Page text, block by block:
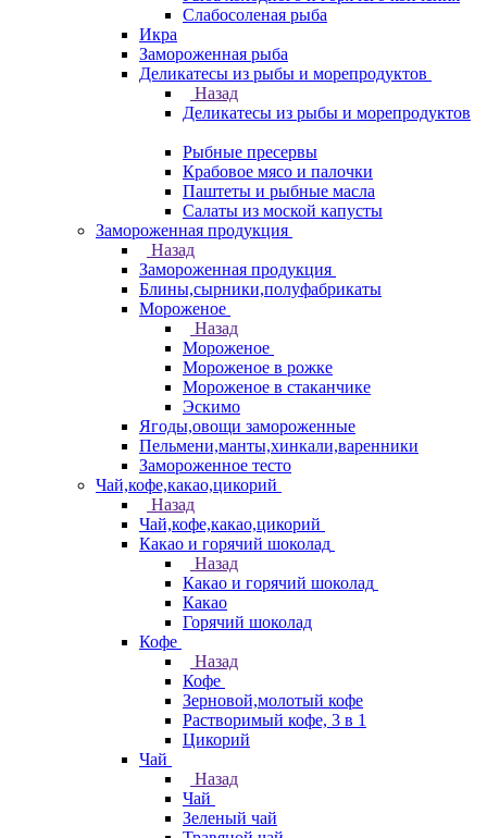
Слабосоленая рыба
Икра
Замороженная рыба
Деликатесы из рыбы и морепродуктов
Назад
Деликатесы из рыбы и морепродуктов
Рыбные пресервы
Крабовое мясо и палочки
Паштеты и рыбные масла
Салаты из моской капусты
Замороженная продукция
Назад
Замороженная продукция
Блины,сырники,полуфабрикаты
Мороженое
Назад
Мороженое
Мороженое в рожке
Мороженое в стаканчике
Эскимо
Ягоды,овощи замороженные
Пельмени,манты,хинкали,варенники
Замороженное тесто
Чай,кофе,какао,цикорий
Назад
Чай,кофе,какао,цикорий
Какао и горячий шоколад
Назад
Какао и горячий шоколад
Какао
Горячий шоколад
Кофе
Назад
Кофе
Зерновой,молотый кофе
Растворимый кофе, 3 в 1
Цикорий
Чай
Назад
Чай
Зеленый чай